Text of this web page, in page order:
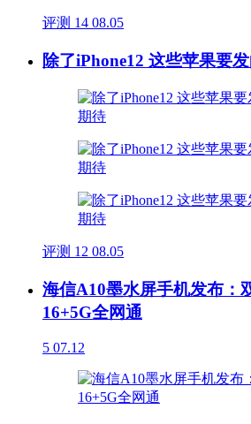
评测 14 08.05
除了iPhone12 这些苹果要
评测 12 08.05
海信A10墨水屏手机发布：
16+5G全网通
5 07.12